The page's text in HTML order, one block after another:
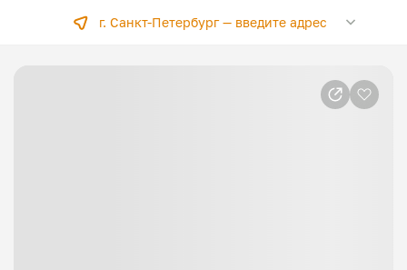
г. Санкт-Петербург —введите адрес